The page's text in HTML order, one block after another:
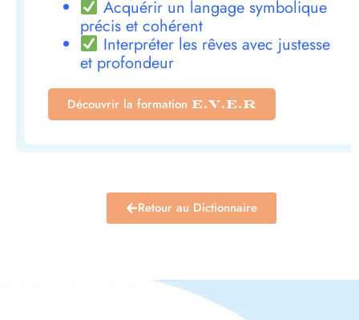
Acquérir un langage symbolique
précis et cohérent
Interpréter les rêves avec justesse
et profondeur
Découvrir la formation E.V.E.R
Retour au Dictionnaire